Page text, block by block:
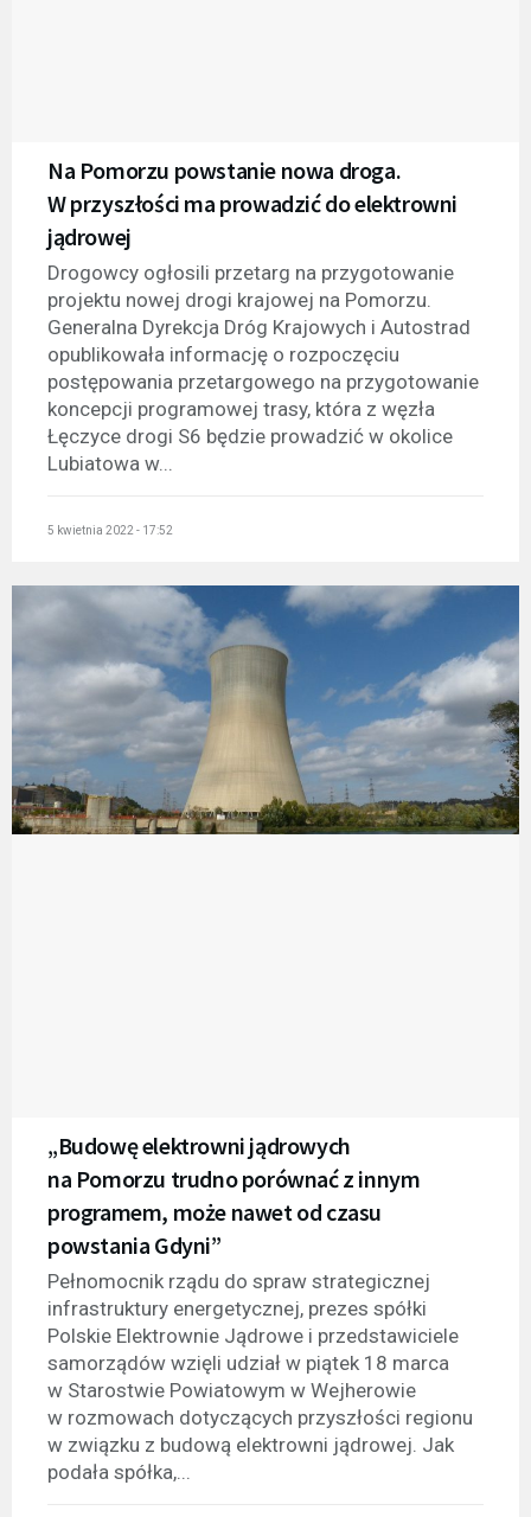
Na Pomorzu powstanie nowa droga.
W przyszłości ma prowadzić do elektrowni
jądrowej
Drogowcy ogłosili przetarg na przygotowanie
projektu nowej drogi krajowej na Pomorzu.
Generalna Dyrekcja Dróg Krajowych i Autostrad
opublikowała informację o rozpoczęciu
postępowania przetargowego na przygotowanie
koncepcji programowej trasy, która z węzła
Łęczyce drogi S6 będzie prowadzić w okolice
Lubiatowa w...
5 kwietnia 2022 - 17:52
„Budowę elektrowni jądrowych
na Pomorzu trudno porównać z innym
programem, może nawet od czasu
powstania Gdyni”
Pełnomocnik rządu do spraw strategicznej
infrastruktury energetycznej, prezes spółki
Polskie Elektrownie Jądrowe i przedstawiciele
samorządów wzięli udział w piątek 18 marca
w Starostwie Powiatowym w Wejherowie
w rozmowach dotyczących przyszłości regionu
w związku z budową elektrowni jądrowej. Jak
podała spółka,...